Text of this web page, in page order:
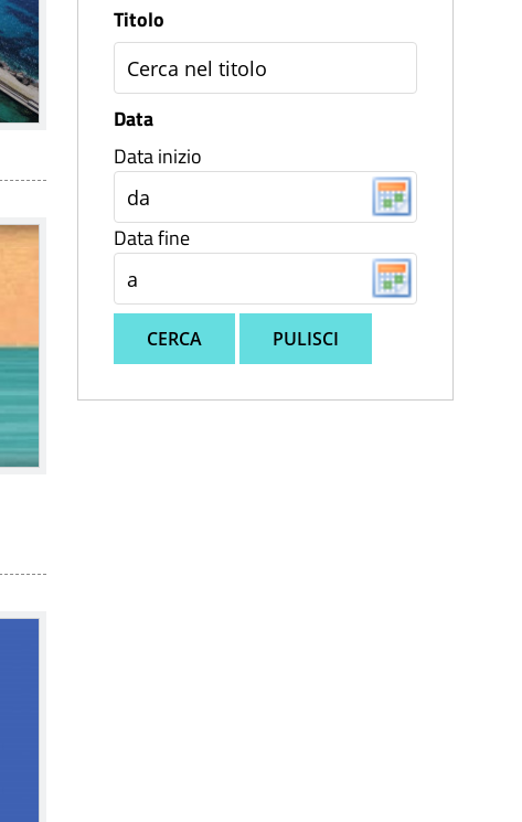
Titolo
Data
Data inizio
Data fine
CERCA PULISCI